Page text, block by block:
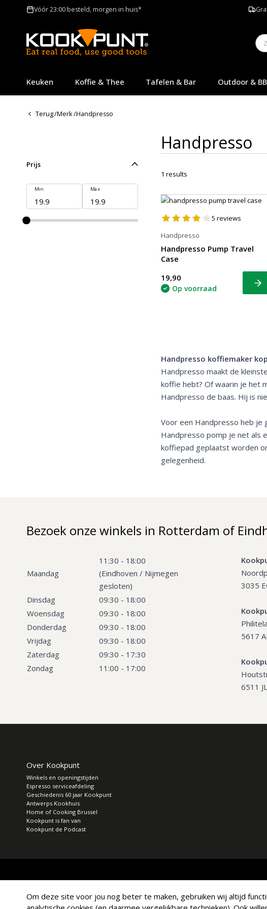
Vóór 23:00 besteld, morgen in huis*
Keuken Koffie & Thee Tafelen & Bar Outdoor &
Terug/Merk/Handpresso
Prijs
Min Max
Handpresso
1 results
5 reviews
Handpresso
Handpresso Pump Travel
Case
19,90
Op voorraad
Handpresso koffiemaker
Handpresso maakt de
koffie hebt? Of waarin je het
Handpresso de baas. Hij is
Voor een Handpresso heb je
Handpresso pomp je net als
koffiepad geplaatst worden
gelegenheid.
Bezoek onze winkels in Rotterdam of
Maandag
11:30 - 18:00
(Eindhoven / Nijmegen
gesloten)
Dinsdag
09:30 - 18:00
Woensdag
09:30 - 18:00
Donderdag
09:30 - 18:00
Vrijdag
09:30 - 18:00
Zaterdag
09:30 - 17:30
Zondag
11:00 - 17:00
3035
5617
6511
Over Kookpunt
Winkels en openingstijden
Espresso serviceafdeling
Geschiedenis 60 jaar Kookpunt
Antwerps Kookhuis
Home of Cooking Brussel
Kookpunt is fan van
Kookpunt de Podcast
Om deze site voor jou nog beter te maken, gebruiken wij altijd